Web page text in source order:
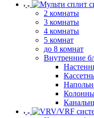
2 комнаты
3 комнаты
4 комнаты
5 комнат
до 8 комнат
Внутренние